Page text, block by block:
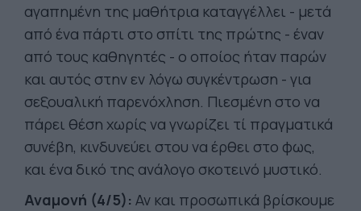
αγαπημένη της μαθήτρια καταγγέλλει - μετά
από ένα πάρτι στο σπίτι της πρώτης - έναν
από τους καθηγητές - ο οποίος ήταν παρών
και αυτός στην εν λόγω συγκέντρωση - για
σεξουαλική παρενόχληση. Πιεσμένη στο να
πάρει θέση χωρίς να γνωρίζει τί πραγματικά
συνέβη, κινδυνεύει στου να έρθει στο φως,
και ένα δικό της ανάλογο σκοτεινό μυστικό.
Αναμονή (4/5): Αν και προσωπικά βρίσκουμε